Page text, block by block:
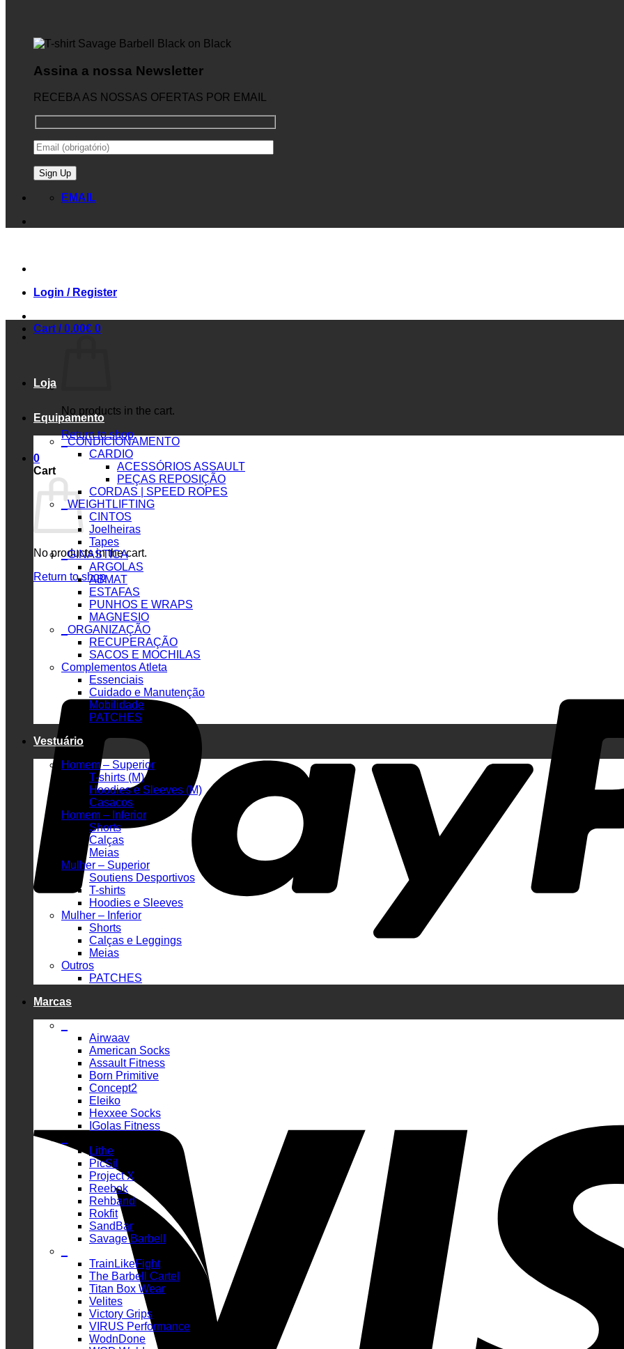
Assina a nossa Newsletter
RECEBA AS NOSSAS OFERTAS POR EMAIL
EMAIL
Login / Register
Cart /0.00€ 0
No products in the cart.
Return to shop
0
Cart
No products in the cart.
Return to shop
Loja
Equipamento
_CONDICIONAMENTO
CARDIO
ACESSÓRIOS ASSAULT
PEÇAS REPOSIÇÃO
CORDAS | SPEED ROPES
_WEIGHTLIFTING
CINTOS
Joelheiras
Tapes
_GINASTICA
ARGOLAS
ABMAT
ESTAFAS
PUNHOS E WRAPS
MAGNESIO
_ORGANIZAÇÃO
RECUPERAÇÃO
SACOS E MOCHILAS
Complementos Atleta
Essenciais
Cuidado e Manutenção
Mobilidade
PATCHES
Vestuário
Homem – Superior
T-shirts (M)
Hoodies e Sleeves (M)
Casacos
Homem – Inferior
Shorts
Calças
Meias
Mulher – Superior
Soutiens Desportivos
T-shirts
Hoodies e Sleeves
Mulher – Inferior
Shorts
Calças e Leggings
Meias
Outros
PATCHES
Marcas
Airwaav
American Socks
Assault Fitness
Born Primitive
Concept2
Eleiko
Hexxee Socks
IGolas Fitness
Lithe
PicSil
Project X
Reebok
Rehband
Rokfit
SandBar
Savage Barbell
TrainLikeFight
The Barbell Cartel
Titan Box Wear
Velites
Victory Grips
VIRUS Performance
WodnDone